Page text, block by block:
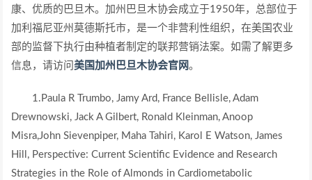
康、优质的巴旦木。加州巴旦木协会成立于1950年，总部位于
加利福尼亚州莫德斯托市，是一个非营利性组织，在美国农业
部的监督下执行由种植者制定的联邦营销法案。如需了解更多
信息，请访问美国加州巴旦木协会官网。
1.Paula R Trumbo, Jamy Ard, France Bellisle, Adam
Drewnowski, Jack A Gilbert, Ronald Kleinman, Anoop
Misra,John Sievenpiper, Maha Tahiri, Karol E Watson, James
Hill, Perspective: Current Scientific Evidence and Research
Strategies in the Role of Almonds in Cardiometabolic